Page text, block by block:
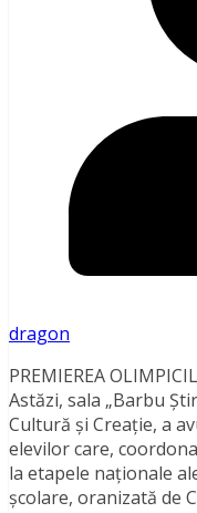
dragon
PREMIEREA
Astăzi, sala „Barbu
Cultură și Creație, a
elevilor care,
la etapele naționale
școlare, oranizată de